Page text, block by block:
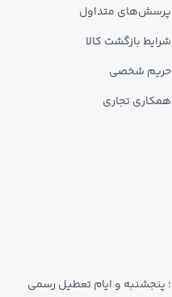
پرسش‌های متداول
شرایط بازگشت کالا
حریم شخصی
همکاری تجاری
شنبه تا چهارشنبه از ساعت 8 الی 18؛ پنجشنبه و ایام تعطیل رسمی